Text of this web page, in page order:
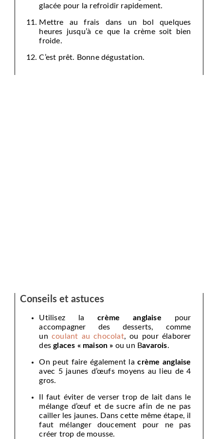
glacée pour la refroidir rapidement.
Mettre au frais dans un bol quelques
heures jusqu’à ce que la crème soit bien
froide.
C’est prêt. Bonne dégustation.
Conseils et astuces
Utilisez lacrème anglaise pour
accompagner des desserts, comme
uncoulant au chocolat, ou pour élaborer
desglaces « maison » ou un Bavarois.
On peut faire également lacrème anglaise
avec 5 jaunes d’œufs moyens au lieu de 4
gros.
Il faut éviter de verser trop de lait dans le
mélange d’œuf et de sucre afin de ne pas
cailler les jaunes. Dans cette même étape, il
faut mélanger doucement pour ne pas
créer trop de mousse.